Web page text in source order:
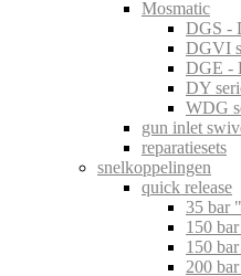
Mosmatic
DGS -
DGVI
DGE -
DY
WDG
gun inlet
reparatiesets
snelkoppelingen
quick release
35 bar
150
150
200